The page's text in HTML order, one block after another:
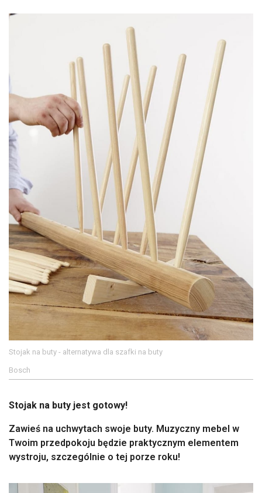
Stojak na buty - alternatywa dla szafki na buty
Bosch
Stojak na buty jest gotowy!
Zawieś na uchwytach swoje buty. Muzyczny mebel w
Twoim przedpokoju będzie praktycznym elementem
wystroju, szczególnie o tej porze roku!